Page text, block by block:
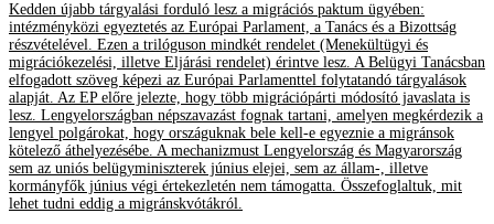
Kedden újabb tárgyalási forduló lesz a migrációs paktum ügyében:
intézményközi egyeztetés az Európai Parlament, a Tanács és a Bizottság
részvételével. Ezen a trilóguson mindkét rendelet (Menekültügyi és
migrációkezelési, illetve Eljárási rendelet) érintve lesz. A Belügyi Tanácsban
elfogadott szöveg képezi az Európai Parlamenttel folytatandó tárgyalások
alapját. Az EP előre jelezte, hogy több migrációpárti módosító javaslata is
lesz. Lengyelországban népszavazást fognak tartani, amelyen megkérdezik a
lengyel polgárokat, hogy országuknak bele kell-e egyeznie a migránsok
kötelező áthelyezésébe. A mechanizmust Lengyelország és Magyarország
sem az uniós belügyminiszterek június elejei, sem az állam-, illetve
kormányfők június végi értekezletén nem támogatta. Összefoglaltuk, mit
lehet tudni eddig a migránskvótákról.